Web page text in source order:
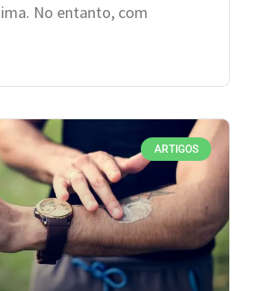
No entanto, com
ARTIGOS